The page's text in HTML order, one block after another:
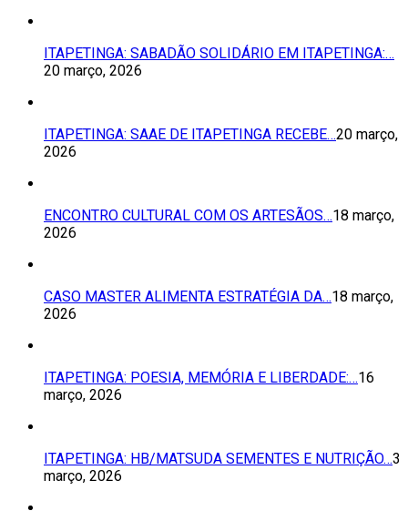
ITAPETINGA: SABADÃO SOLIDÁRIO EM ITAPETINGA:…
20 março, 2026
ITAPETINGA: SAAE DE ITAPETINGA RECEBE…20 março,
2026
ENCONTRO CULTURAL COM OS ARTESÃOS…18 março,
2026
CASO MASTER ALIMENTA ESTRATÉGIA DA…18 março,
2026
ITAPETINGA: POESIA, MEMÓRIA E LIBERDADE:…16
março, 2026
ITAPETINGA: HB/MATSUDA SEMENTES E NUTRIÇÃO…3
março, 2026